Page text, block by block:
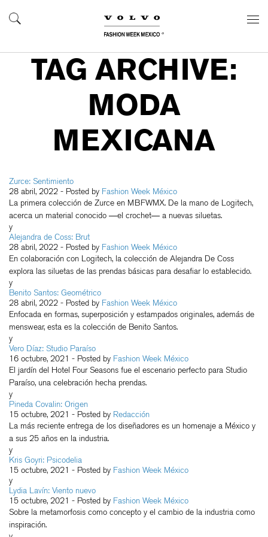
TAG ARCHIVE:
MODA
MEXICANA
Zurce: Sentimiento
28 abril, 2022 - Posted by Fashion Week México
La primera colección de Zurce en MBFWMX. De la mano de Logitech,
acerca un material conocido —el crochet— a nuevas siluetas.
y
Alejandra de Coss: Brut
28 abril, 2022 - Posted by Fashion Week México
En colaboración con Logitech, la colección de Alejandra De Coss
explora las siluetas de las prendas básicas para desafiar lo establecido.
y
Benito Santos: Geométrico
28 abril, 2022 - Posted by Fashion Week México
Enfocada en formas, superposición y estampados originales, además de
menswear, esta es la colección de Benito Santos.
y
Vero Díaz: Studio Paraíso
16 octubre, 2021 - Posted by Fashion Week México
El jardín del Hotel Four Seasons fue el escenario perfecto para Studio
Paraíso, una celebración hecha prendas.
y
Pineda Covalin: Origen
15 octubre, 2021 - Posted by Redacción
La más reciente entrega de los diseñadores es un homenaje a México y
a sus 25 años en la industria.
y
Kris Goyri: Psicodelia
15 octubre, 2021 - Posted by Fashion Week México
y
Lydia Lavín: Viento nuevo
15 octubre, 2021 - Posted by Fashion Week México
Sobre la metamorfosis como concepto y el cambio de la industria como
inspiración.